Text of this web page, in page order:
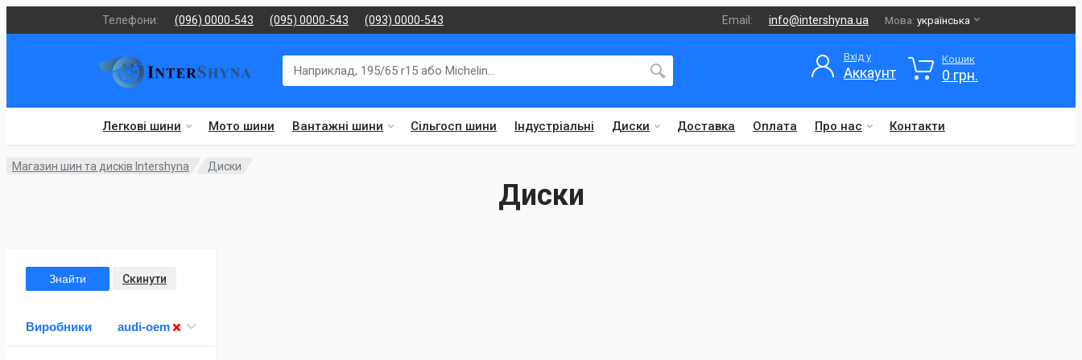
Телефони: (096) 0000-543 (095) 0000-543 (093) 0000-543 Email: info@intershyna.ua Мова: українська
Легкові шини Мото шини Вантажні шини Сільгосп шини Індустріальні Диски Доставка Оплата Про нас Контакти
Вхід у
Аккаунт
Кошик
0 грн.
Магазин шин та дисків Intershyna Диски
Диски
Знайти Скинути
Виробники audi-oem